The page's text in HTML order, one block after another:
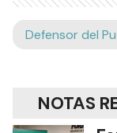
Defensor del
NOTAS